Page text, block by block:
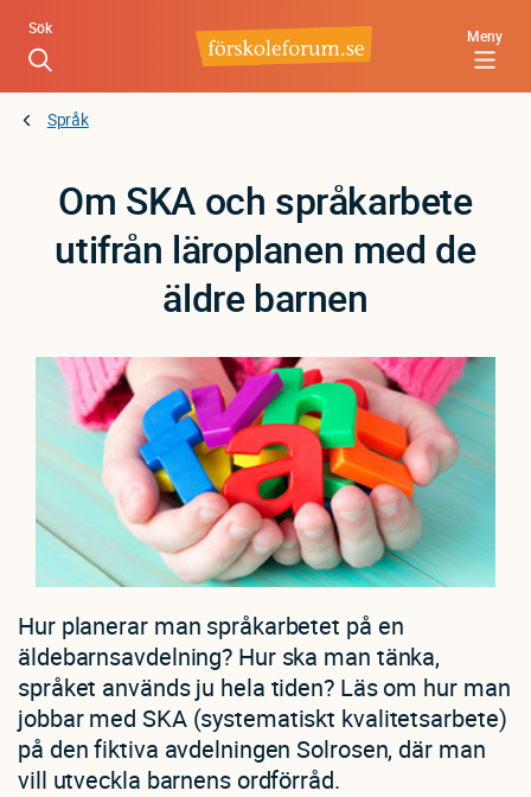
Hoppa
huvudinnehåll
Meny
Sök
Språk
Om SKA och språkarbete
utifrån läroplanen med de
äldre barnen
Hur planerar man språkarbetet på en
äldebarnsavdelning? Hur ska man tänka,
språket används ju hela tiden? Läs om hur man
jobbar med SKA (systematiskt kvalitetsarbete)
på den fiktiva avdelningen Solrosen, där man
vill utveckla barnens ordförråd.